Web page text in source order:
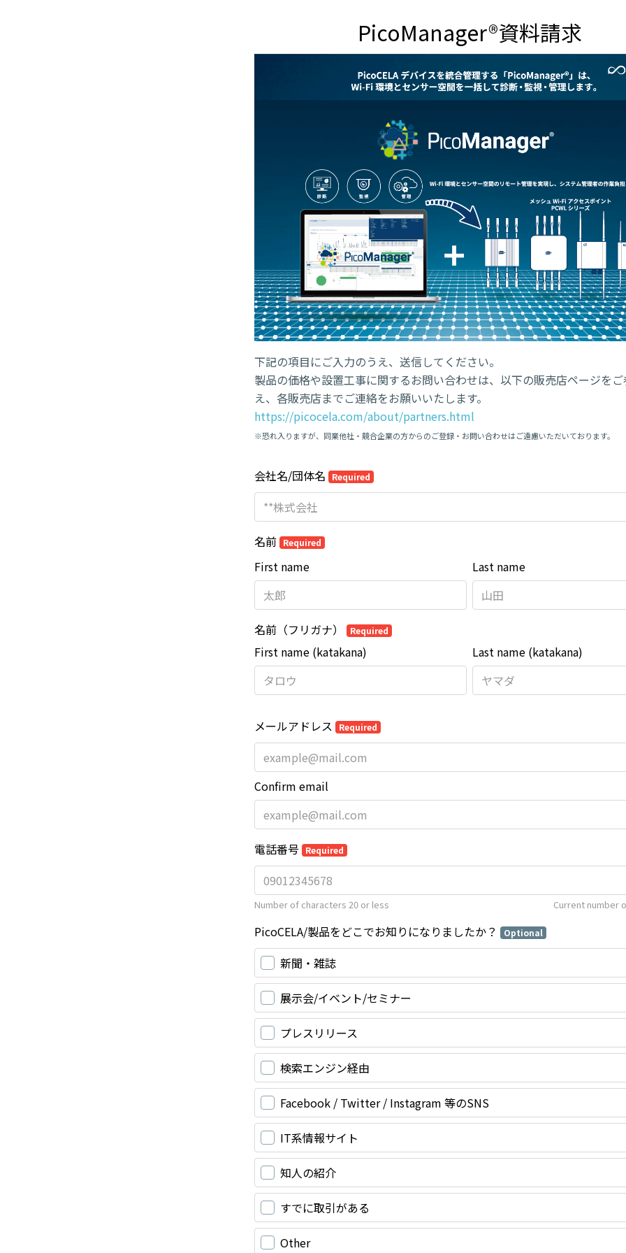
PicoManager®資料請求
下記の項目にご入力のうえ、送信してください。
製品の価格や設置工事に関するお問い合わせは、以下の販売店ページを
え、各販売店までご連絡をお願いいたします。
https://picocela.com/about/partners.html
※恐れ入りますが、同業他社・競合企業の方からのご登録・お問い合わせはご遠慮いただいております。
会社名/団体名 Required
名前 Required
Last name
First name
名前（フリガナ） Required
Last name (katakana)
First name (katakana)
メールアドレス Required
Confirm email
電話番号 Required
Number of characters 20 or less Current number
PicoCELA/製品をどこでお知りになりましたか？ Optional
新聞・雑誌
展示会/イベント/セミナー
プレスリリース
検索エンジン経由
Facebook / Twitter / Instagram 等のSNS
IT系情報サイト
知人の紹介
すでに取引がある
Other